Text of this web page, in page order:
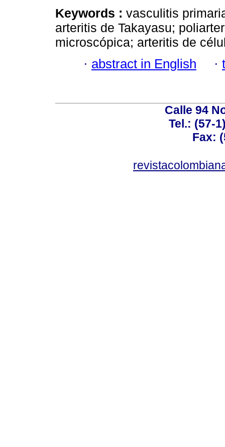
Keywords : vasculitis
arteritis de Takayasu;
microscópica; arteritis de
· abstract in English ·
Calle 94
Tel.: (57-
Fax: